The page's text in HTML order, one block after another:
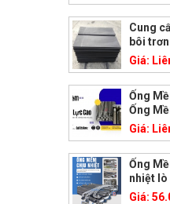
Cung
bôi trơn
Giá:
Ống
Ống
Giá:
Ống
nhiệt lò
Giá: